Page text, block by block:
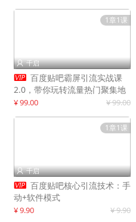
1章1课
 千启
 百度贴吧霸屏引流实战课
2.0，带你玩转流量热门聚集地
¥ 99.00 ¥ 99.00
1章1课
 千启
 百度贴吧核心引流技术：手
动+软件模式
¥ 9.90 ¥ 9.90